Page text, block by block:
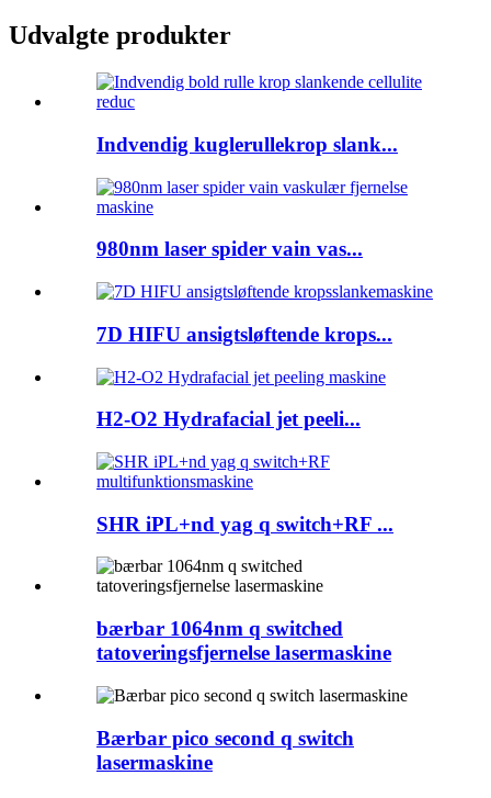
Udvalgte produkter
Indvendig kuglerullekrop slank...
980nm laser spider vain vas...
7D HIFU ansigtsløftende krops...
H2-O2 Hydrafacial jet peeli...
SHR iPL+nd yag q switch+RF ...
bærbar 1064nm q switched
tatoveringsfjernelse lasermaskine
Bærbar pico second q switch
lasermaskine